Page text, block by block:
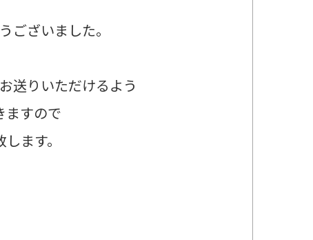
ございました。
送りいただけるよう
ますので
ます。